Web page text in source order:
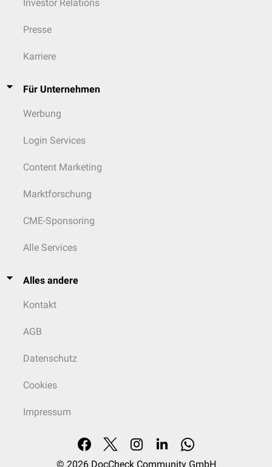
Investor Relations
Presse
Karriere
Für Unternehmen
Werbung
Login Services
Content Marketing
Marktforschung
CME-Sponsoring
Alle Services
Alles andere
Kontakt
AGB
Datenschutz
Cookies
Impressum
© 2026 DocCheck Community GmbH